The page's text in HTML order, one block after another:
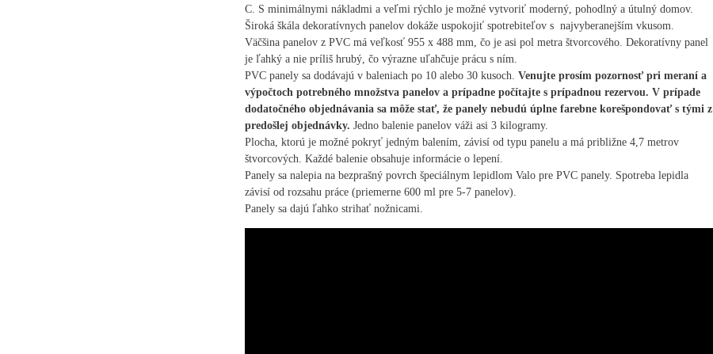
C. S minimálnymi nákladmi a veľmi rýchlo je možné vytvoriť moderný, pohodlný a útulný domov.
Široká škála dekoratívnych panelov dokáže uspokojiť spotrebiteľov s najvyberanejším vkusom.
Väčšina panelov z PVC má veľkosť 955 x 488 mm, čo je asi pol metra štvorcového. Dekoratívny panel
je ľahký a nie príliš hrubý, čo výrazne uľahčuje prácu s ním.
PVC panely sa dodávajú v baleniach po 10 alebo 30 kusoch. Venujte prosím pozornosť pri meraní a
výpočtoch potrebného množstva panelov a prípadne počítajte s prípadnou rezervou. V prípade
dodatočného objednávania sa môže stať, že panely nebudú úplne farebne korešpondovať s tými z
predošlej objednávky. Jedno balenie panelov váži asi 3 kilogramy.
Plocha, ktorú je možné pokryť jedným balením, závisí od typu panelu a má približne 4,7 metrov
štvorcových. Každé balenie obsahuje informácie o lepení.
Panely sa nalepia na bezprašný povrch špeciálnym lepidlom Valo pre PVC panely. Spotreba lepidla
závisí od rozsahu práce (priemerne 600 ml pre 5-7 panelov).
Panely sa dajú ľahko strihať nožnicami.